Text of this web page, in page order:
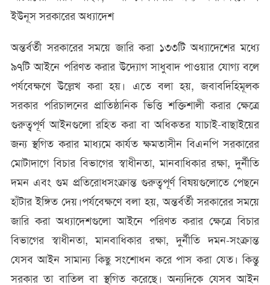
ইউনূস সরকারের অধ্যাদেশ
অন্তর্বর্তী সরকারের সময়ে জারি করা ১৩৩টি অধ্যাদেশের মধ্যে
৯৭টি আইনে পরিণত করার উদ্যোগ সাধুবাদ পাওয়ার যোগ্য বলে
পর্যবেক্ষণে উল্লেখ করা হয়। এতে বলা হয়, জবাবদিহিমূলক
সরকার পরিচালনের প্রাতিষ্ঠানিক ভিত্তি শক্তিশালী করার ক্ষেত্রে
গুরুত্বপূর্ণ আইনগুলো রহিত করা বা অধিকতর যাচাই-বাছাইয়ের
জন্য স্থগিত করার মাধ্যমে কার্যত ক্ষমতাসীন বিএনপি সরকারের
মোটাদাগে বিচার বিভাগের স্বাধীনতা, মানবাধিকার রক্ষা, দুর্নীতি
দমন এবং গুম প্রতিরোধসংক্রান্ত গুরুত্বপূর্ণ বিষয়গুলোতে পেছনে
হাঁটার ইঙ্গিত দেয়।পর্যবেক্ষণে বলা হয়, অন্তর্বর্তী সরকারের সময়ে
জারি করা অধ্যাদেশগুলো আইনে পরিণত করার ক্ষেত্রে বিচার
বিভাগের স্বাধীনতা, মানবাধিকার রক্ষা, দুর্নীতি দমন-সংক্রান্ত
যেসব আইন সামান্য কিছু সংশোধন করে পাস করা যেত। কিন্তু
সরকার তা বাতিল বা স্থগিত করেছে। অন্যদিকে যেসব আইন